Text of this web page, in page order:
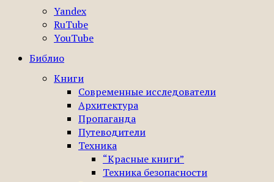
Yandex
RuTube
YouTube
Библио
Книги
Современные исследователи
Архитектура
Пропаганда
Путеводители
Техника
“Красные книги”
Техника безопасности